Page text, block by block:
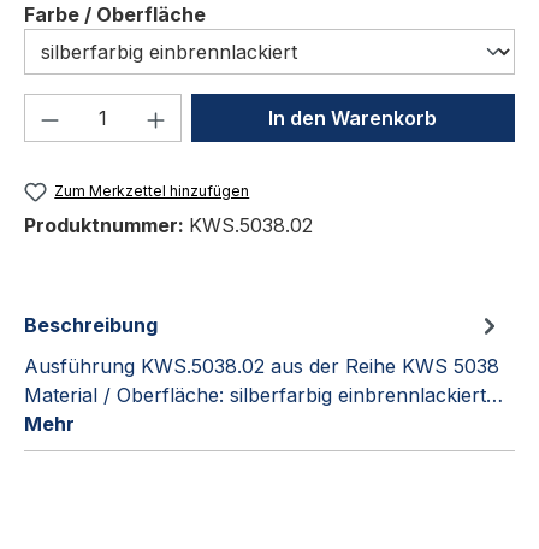
Farbe / Oberflächeauswählen
Produkt Anzahl: Gib denIn den Warenkorb
Zum Merkzettel hinzufügen
Produktnummer: KWS.5038.02
Beschreibung
Ausführung KWS.5038.02 aus der Reihe KWS 5038
Material / Oberfläche: silberfarbig einbrennlackiert…
Mehr